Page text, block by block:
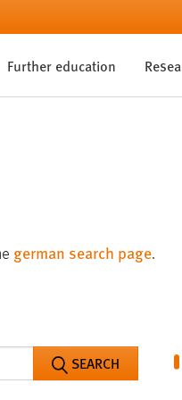
Further education
german search page.
SEARCH